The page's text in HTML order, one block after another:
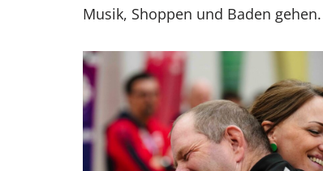
Musik, Shoppen und Baden gehen.